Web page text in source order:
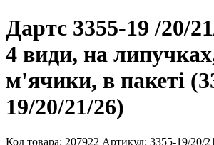
Дартс 3355-19 /20/
4 види, на
м'ячики, в пакеті
19/20/21/26)
Код товара: 207922 Артикул: 3355-19/20/